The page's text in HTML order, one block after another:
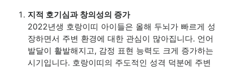
지적 호기심과 창의성의 증가
2022년생 호랑이띠 아이들은 올해 두뇌가 빠르게 성
장하면서 주변 환경에 대한 관심이 많아집니다. 언어
발달이 활발해지고, 감정 표현 능력도 크게 증가하는
시기입니다. 호랑이띠의 주도적인 성격 덕분에 주변